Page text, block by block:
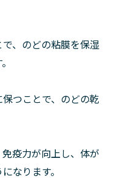
、のどの粘膜を保湿
つことで、のどの乾
疫力が向上し、体が
なります。